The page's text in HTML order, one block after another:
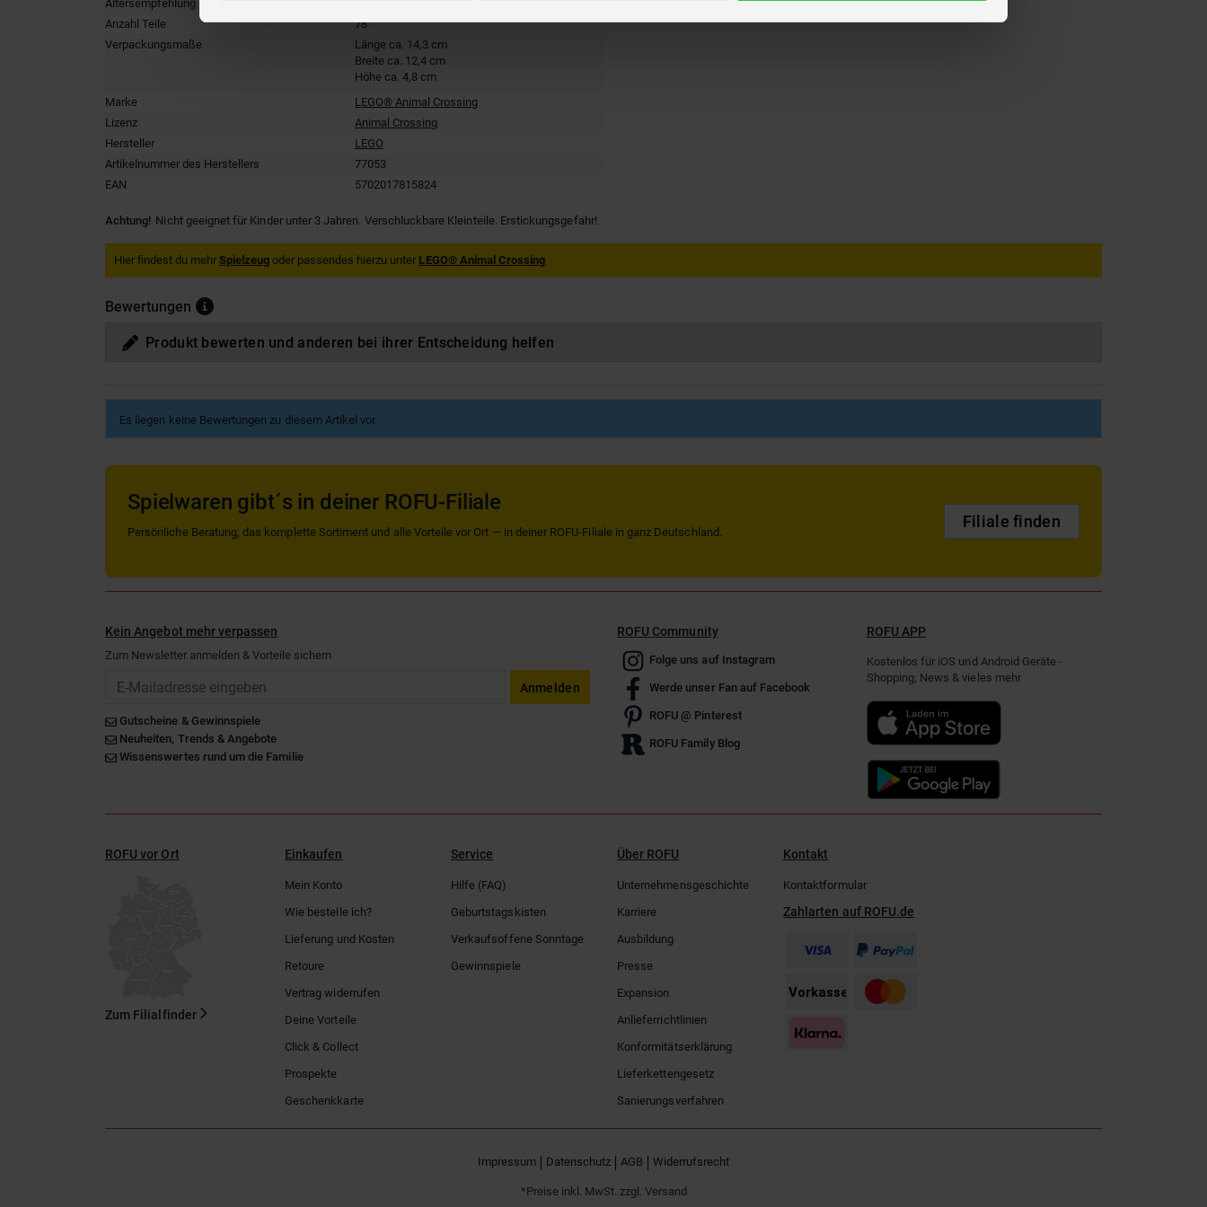
Altersempfehlung
Anzahl Teile
78
Verpackungsmaße
Länge ca. 14,3 cm
Breite ca. 12,4 cm
Höhe ca. 4,8 cm
Marke
LEGO® Animal Crossing
Lizenz
Animal Crossing
Hersteller
LEGO
Artikelnummer des Herstellers
77053
EAN
5702017815824
Achtung! Nicht geeignet für Kinder unter 3 Jahren. Verschluckbare Kleinteile. Erstickungsgefahr!
Hier findest du mehr Spielzeug oder passendes hierzu unter LEGO® Animal Crossing
Bewertungen
Produkt bewerten und anderen bei ihrer Entscheidung helfen
Es liegen keine Bewertungen zu diesem Artikel vor.
Spielwaren gibt´s in deiner ROFU-Filiale
Persönliche Beratung, das komplette Sortiment und alle Vorteile vor Ort — in deiner ROFU-Filiale in ganz Deutschland.
Filiale finden
Kein Angebot mehr verpassen
Zum Newsletter anmelden & Vorteile sichern
Anmelden
Gutscheine & Gewinnspiele
Neuheiten, Trends & Angebote
Wissenswertes rund um die Familie
ROFU Community
Folge uns auf Instagram
Werde unser Fan auf Facebook
ROFU @ Pinterest
ROFU Family Blog
ROFU APP
Kostenlos für iOS und Android Geräte -
Shopping, News & vieles mehr
ROFU vor Ort
Zum Filialfinder
Einkaufen
Mein Konto
Wie bestelle ich?
Lieferung und Kosten
Retoure
Vertrag widerrufen
Deine Vorteile
Click & Collect
Prospekte
Geschenkkarte
Service
Hilfe (FAQ)
Geburtstagskisten
Verkaufsoffene Sonntage
Gewinnspiele
Über ROFU
Unternehmensgeschichte
Karriere
Ausbildung
Presse
Expansion
Anlieferrichtlinien
Konformitätserklärung
Lieferkettengesetz
Sanierungsverfahren
Kontakt
Kontaktformular
Zahlarten auf ROFU.de
Impressum Datenschutz AGB Widerrufsrecht
*Preise inkl. MwSt. zzgl. Versand